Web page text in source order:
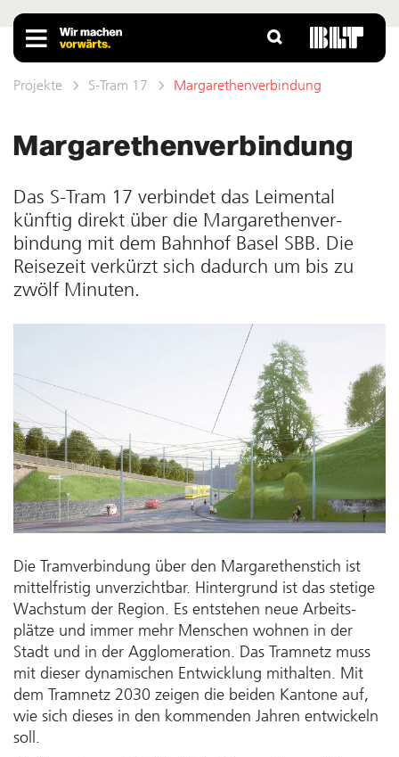
Projekte S-Tram 17 Margarethenverbindung
Margarethenverbindung
Das S-Tram 17 verbindet das Leimen­tal
künftig direkt über die Marga­rethen­ver­
bindung mit dem Bahnhof Basel SBB. Die
Reisezeit ver­kürzt sich dadurch um bis zu
zwölf Minuten.
Die Tram­ver­bindung über den Mar­garethen­stich ist
mittel­fristig un­verzicht­bar. Hinter­grund ist das ste­tige
Wachs­tum der Re­gion. Es ent­stehen neue Ar­beits­
plätze und immer mehr Men­schen woh­nen in der
Stadt und in der Ag­glo­me­ra­tion. Das Tram­netz muss
mit dieser dyna­mi­schen Ent­wicklung mit­hal­ten. Mit
dem Tram­netz 2030 zei­gen die bei­den Kan­tone auf,
wie sich dieses in den kom­menden Jahren ent­wickeln
soll.